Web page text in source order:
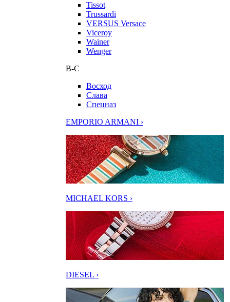
Tissot
Trussardi
VERSUS Versace
Viceroy
Wainer
Wenger
В-С
Восход
Слава
Спецназ
EMPORIO ARMANI ›
MICHAEL KORS ›
DIESEL ›